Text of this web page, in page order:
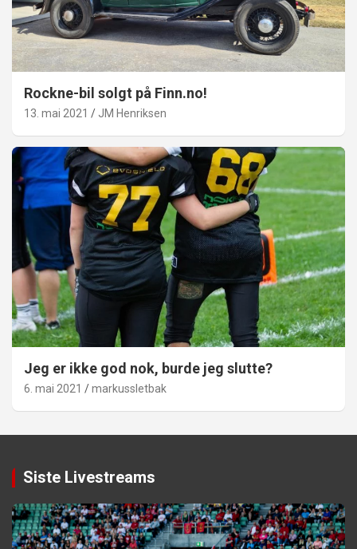
Rockne-bil solgt på Finn.no!
13. mai 2021 JM Henriksen
Jeg er ikke god nok, burde jeg slutte?
6. mai 2021 markussletbak
Siste Livestreams